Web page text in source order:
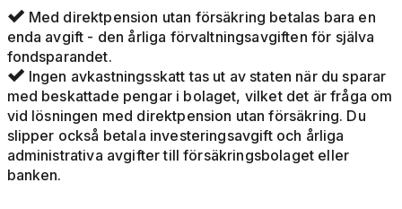
 Med direktpension utan försäkring betalas bara en
enda avgift - den årliga förvaltningsavgiften för själva
fondsparandet.
 Ingen avkastningsskatt tas ut av staten när du sparar
med beskattade pengar i bolaget, vilket det är fråga om
vid lösningen med direktpension utan försäkring. Du
slipper också betala investeringsavgift och årliga
administrativa avgifter till försäkringsbolaget eller
banken.